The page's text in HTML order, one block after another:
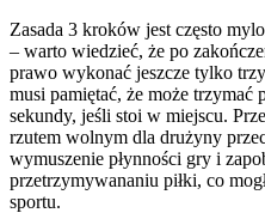
Zasada 3 kroków jest często
– warto wiedzieć, że po
prawo wykonać jeszcze tylko
musi pamiętać, że może trzymać
sekundy, jeśli stoi w miejscu.
rzutem wolnym dla drużyny
wymuszenie płynności gry i
przetrzymywananiu piłki, co
sportu.